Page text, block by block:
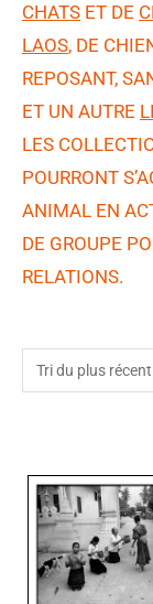
CHATS ET DE
LAOS, DE
REPOSANT,
ET UN AUTRE
LES
POURRONT
ANIMAL EN
DE GROUPE
RELATIONS.